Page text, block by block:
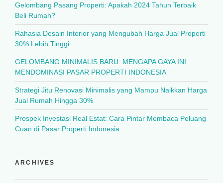
Gelombang Pasang Properti: Apakah 2024 Tahun Terbaik
Beli Rumah?
Rahasia Desain Interior yang Mengubah Harga Jual Properti
30% Lebih Tinggi
GELOMBANG MINIMALIS BARU: MENGAPA GAYA INI
MENDOMINASI PASAR PROPERTI INDONESIA
Strategi Jitu Renovasi Minimalis yang Mampu Naikkan Harga
Jual Rumah Hingga 30%
Prospek Investasi Real Estat: Cara Pintar Membaca Peluang
Cuan di Pasar Properti Indonesia
ARCHIVES